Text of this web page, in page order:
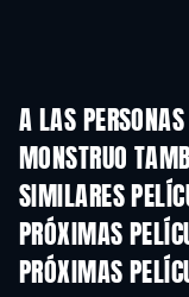
A LAS
MONSTRUO
SIMILARES
PRÓXIMAS
PRÓXIMAS